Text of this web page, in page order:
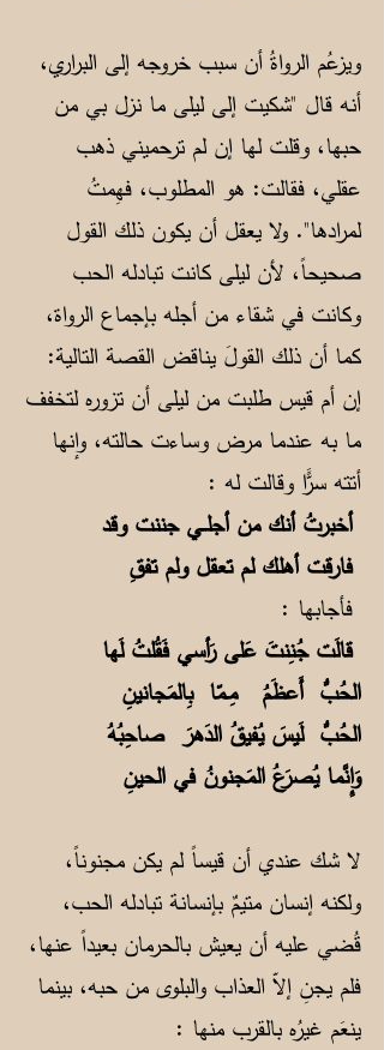
ويزعُم الرواةُ أن سبب خروجه إلى البراري،
أنه قال "شكيت إلى ليلى ما نزل بي من
حبها، وقلت لها إن لم ترحميني ذهب
عقلي، فقالت: هو المطلوب، فهِمتُ
لمرادها". ولا يعقل أن يكون ذلك القول
صحيحاً، لأن ليلى كانت تبادله الحب
وكانت في شقاء من أجله بإجماع الرواة،
كما أن ذلك القولَ يناقض القصة التالية:
إن أم قيس طلبت من ليلى أن تزوره لتخفف
ما به عندما مرض وساءت حالته، وإنها
أتته سرًَّا وقالت له :
أخبرتُ أنك من أجلــي جننت وقد
فارقت أهلك لم تعقل ولم تفقِ
فأجابها :
قالَت جُنِنتَ عَلى رَأسي فَقُلتُ لَها
الحُبُّ أَعظَمُ مِـمّا بِالمَجانينِ
الحُبُّ لَيسَ يُفيقُ الدَهرَ صاحِبُهُ
وَإِنَّما يُصرَعُ المَجنونُ في الحينِ
لا شك عندي أن قيساً لم يكن مجنوناً،
ولكنه إنسان متيمٌ بإنسانة تبادله الحب،
قُضي عليه أن يعيش بالحرمان بعيداً عنها،
فلم يجنِ إلاّ العذاب والبلوى من حبه، بينما
ينعَم غيرُه بالقرب منها :